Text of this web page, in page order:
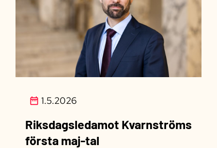
1.5.2026
Riksdagsledamot Kvarnströms
första maj-tal